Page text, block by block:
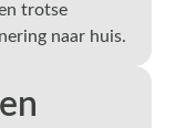
trotse
naar huis.